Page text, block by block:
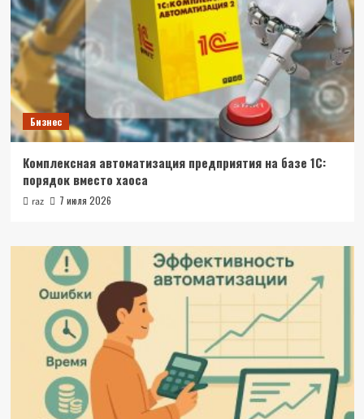
Бизнес
Комплексная автоматизация предприятия на базе 1С:
порядок вместо хаоса
raz 7 июля 2026